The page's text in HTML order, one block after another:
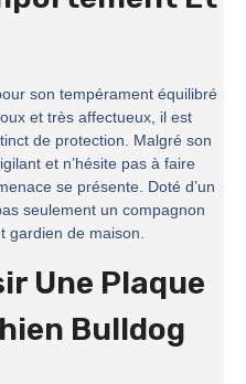
son tempérament équilibré
et très affectueux, il est
de protection. Malgré son
et n’hésite pas à faire
se présente. Doté d’un
seulement un compagnon
gardien de maison.
Une Plaque
Bulldog